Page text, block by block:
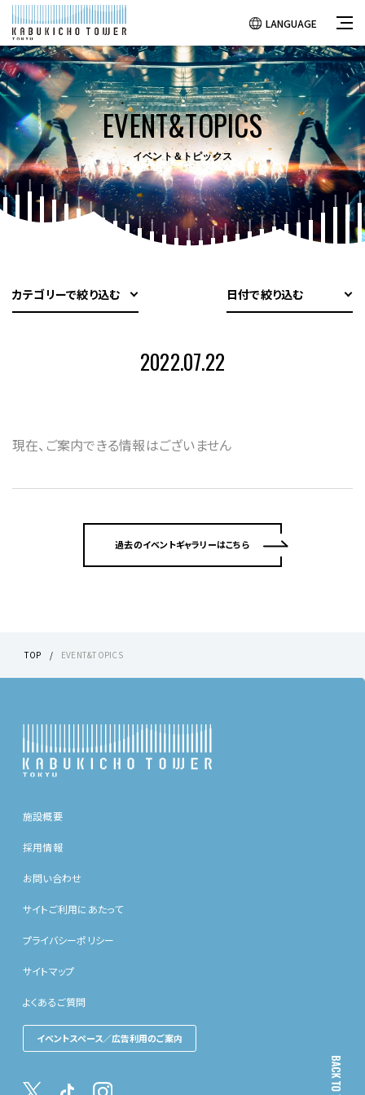
LANGUAGE
EVENT&TOPICS
イベント＆トピックス
カテゴリーで絞り込む 日付で絞り込む
2022.07.22
現在、ご案内できる情報はございません
過去のイベントギャラリーはこちら
TOP EVENT&TOPICS
施設概要
採用情報
お問い合わせ
サイトご利用にあたって
プライバシーポリシー
サイトマップ
よくあるご質問
イベントスペース／広告利用のご案内